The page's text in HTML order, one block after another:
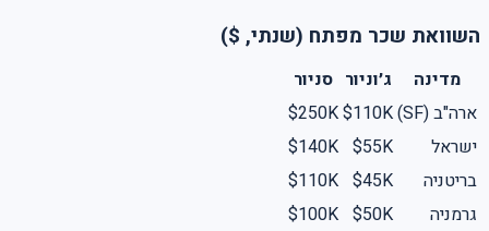
השוואת שכר מפתח (שנתי, $)
מדינה ג׳וניור סניור
ארה"ב (SF)
$110K
$250K
ישראל
$55K
$140K
בריטניה
$45K
$110K
גרמניה
$50K
$100K